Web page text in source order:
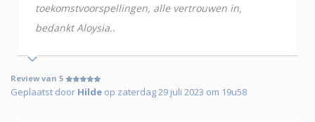
toekomstvoorspellingen, alle vertrouwen in,
bedankt Aloysia..
Review van 5
Geplaatst door Hilde op zaterdag 29 juli 2023 om 19u58